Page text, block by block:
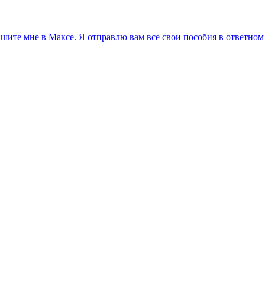
мне в Максе. Я отправлю вам все свои пособия в ответном